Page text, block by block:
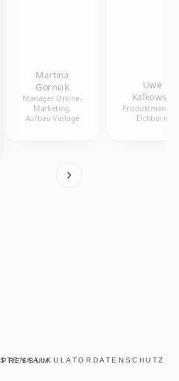
Martina
Gorniak
Manager Online-
Marketing,
Aufbau Verlage
Uwe
Kalkowski
Eichborn
DATENSCHUTZ